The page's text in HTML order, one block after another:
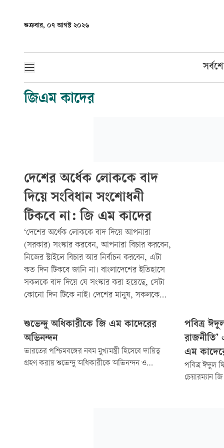
শুক্রবার, ০৭ আগস্ট ২০২৬
জিএম কাদের
দেশের অর্ধেক লোককে বাদ
দিয়ে সংবিধান সংশোধনী
টিকবে না: জি এম কাদের
‘দেশের অর্ধেক লোককে বাদ দিয়ে আপনারা
(সরকার) সংস্কার করবেন, আপনারা বিচার করবেন,
নিজের স্টাইলে বিচার আর নির্বাচন করবেন, এটা
কত দিন টিকবে জানি না। বাংলাদেশের ইতিহাসে
সকলকে বাদ দিয়ে যে সংস্কার করা হয়েছে, সেটা
কোনো দিন টিকে নাই। দেশের মানুষ, সকলকে
শুভেন্দু অধিকারীকে জি এম কাদেরের
অভিনন্দন
ভারতের পশ্চিমবঙ্গের নবম মুখ্যমন্ত্রী হিসেবে দায়িত্ব
গ্রহণ করায় শুভেন্দু অধিকারীকে অভিনন্দন ও
পবিত্র
এম
পবিত্র ঈদুল
চেয়ারম্যান